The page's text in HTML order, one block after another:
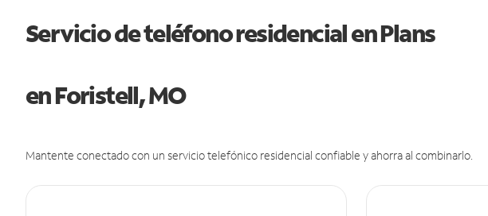
Servicio de teléfono residencial en Plans
en Foristell, MO
Mantente conectado con un servicio telefónico residencial confiable y ahorra al combinarlo.